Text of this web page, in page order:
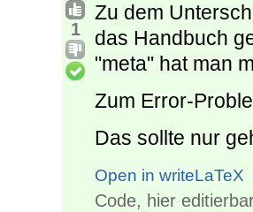
1
Zu dem
das Handbuch
"meta" hat man
Zum Error-
Das sollte nur
Open in writeLaTeX
Code, hier